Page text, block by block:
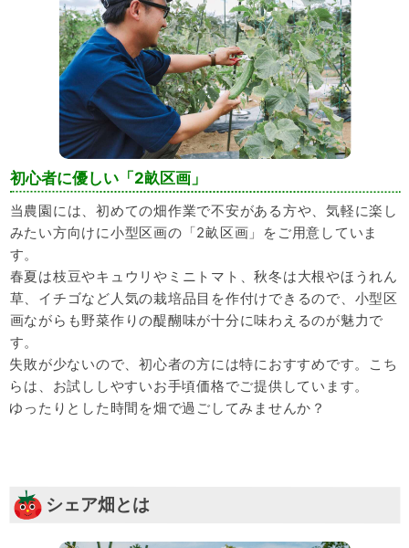
初心者に優しい「2畝区画」
当農園には、初めての畑作業で不安がある方や、気軽に楽し
みたい方向けに小型区画の「2畝区画」をご用意していま
す。
春夏は枝豆やキュウリやミニトマト、秋冬は大根やほうれん
草、イチゴなど人気の栽培品目を作付けできるので、小型区
画ながらも野菜作りの醍醐味が十分に味わえるのが魅力で
す。
失敗が少ないので、初心者の方には特におすすめです。こち
らは、お試ししやすいお手頃価格でご提供しています。
ゆったりとした時間を畑で過ごしてみませんか？
シェア畑とは